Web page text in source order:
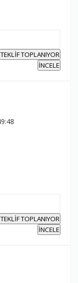
TEKLİF TOPLANIYOR
İNCELE
TEKLİF TOPLANIYOR
İNCELE